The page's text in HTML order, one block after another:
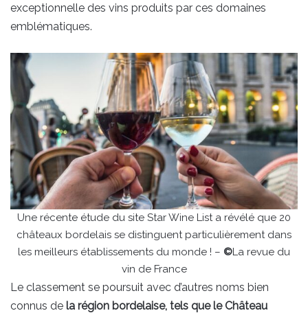
exceptionnelle des vins produits par ces domaines
emblématiques.
Une récente étude du site Star Wine List a révélé que 20
châteaux bordelais se distinguent particulièrement dans
les meilleurs établissements du monde ! – ©La revue du
vin de France
Le classement se poursuit avec d’autres noms bien
connus de la région bordelaise, tels que le Château